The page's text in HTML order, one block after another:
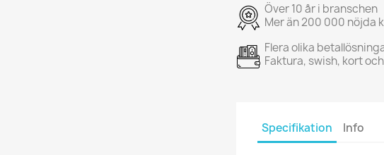
Över 10 år i branschen
Mer än 200 000 nöjda
Flera olika
Faktura, swish, kort
Specifikation Info